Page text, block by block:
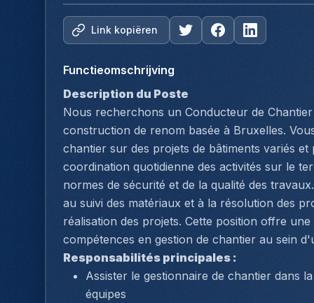
Link kopiëren
Functieomschrijving
Description du Poste
Nous recherchons un Conducteur de
construction de renom basée à Bruxelles.
chantier sur des projets de bâtiments variés
coordination quotidienne des activités sur le
normes de sécurité et de la qualité des
au suivi des matériaux et à la résolution des
réalisation des projets. Cette position offre
compétences en gestion de chantier au sein
Responsabilités principales :
Assister le gestionnaire de chantier dans
équipes